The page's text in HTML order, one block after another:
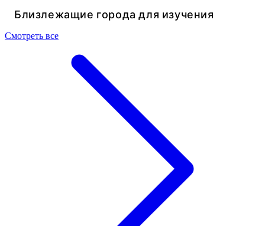
Близлежащие города для изучения
Смотреть все